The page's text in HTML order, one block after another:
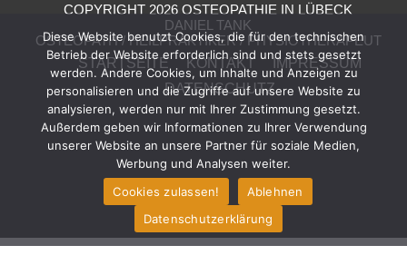
COPYRIGHT 2026 OSTEOPATHIE IN LÜBECK
DANIEL TANK
OSTEOPATH / HEILPRAKTIKER / PHYSIOTHERAPEUT
STARTSEITE
KONTAKT
IMPRESSUM
DATENSCHUTZ
Diese Website benutzt Cookies, die für den technischen
Betrieb der Website erforderlich sind und stets gesetzt
werden. Andere Cookies, um Inhalte und Anzeigen zu
personalisieren und die Zugriffe auf unsere Website zu
analysieren, werden nur mit Ihrer Zustimmung gesetzt.
Außerdem geben wir Informationen zu Ihrer Verwendung
unserer Website an unsere Partner für soziale Medien,
Werbung und Analysen weiter.
Cookies zulassen!
Ablehnen
Datenschutzerklärung